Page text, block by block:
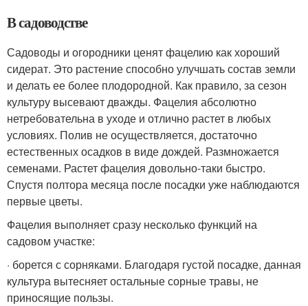
В садоводстве
Садоводы и огородники ценят фацелию как хороший
сидерат. Это растение способно улучшать состав земли
и делать ее более плодородной. Как правило, за сезон
культуру высевают дважды. Фацелия абсолютно
нетребовательна в уходе и отлично растет в любых
условиях. Полив не осуществляется, достаточно
естественных осадков в виде дождей. Размножается
семенами. Растет фацелия довольно-таки быстро.
Спустя полтора месяца после посадки уже наблюдаются
первые цветы.
Фацелия выполняет сразу несколько функций на
садовом участке:
· борется с сорняками. Благодаря густой посадке, данная
культура вытесняет остальные сорные травы, не
приносящие пользы.